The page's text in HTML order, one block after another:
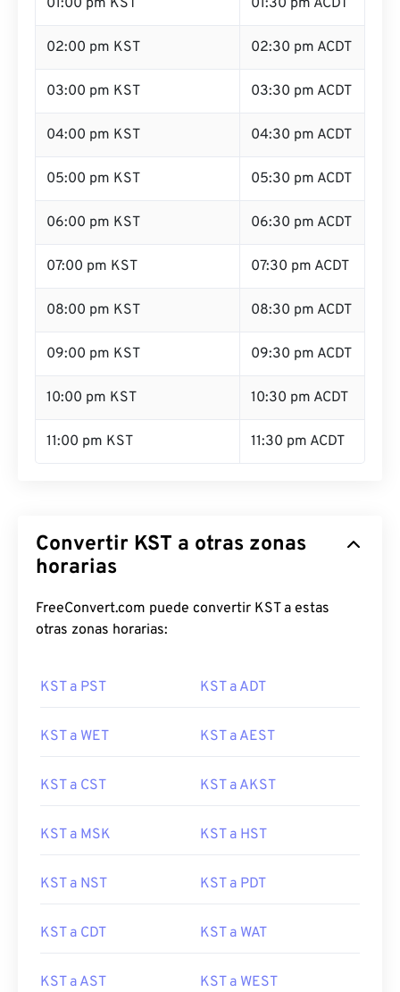
01:00 pm KST 01:30 pm ACDT
02:00 pm KST 02:30 pm ACDT
03:00 pm KST 03:30 pm ACDT
04:00 pm KST 04:30 pm ACDT
05:00 pm KST 05:30 pm ACDT
06:00 pm KST 06:30 pm ACDT
07:00 pm KST 07:30 pm ACDT
08:00 pm KST 08:30 pm ACDT
09:00 pm KST 09:30 pm ACDT
10:00 pm KST 10:30 pm ACDT
11:00 pm KST 11:30 pm ACDT
Convertir KST a otras zonas
horarias
FreeConvert.com puede convertir KST a estas
otras zonas horarias:
KST a PST KST a ADT
KST a WET KST a AEST
KST a CST KST a AKST
KST a MSK KST a HST
KST a NST KST a PDT
KST a CDT KST a WAT
KST a AST KST a WEST